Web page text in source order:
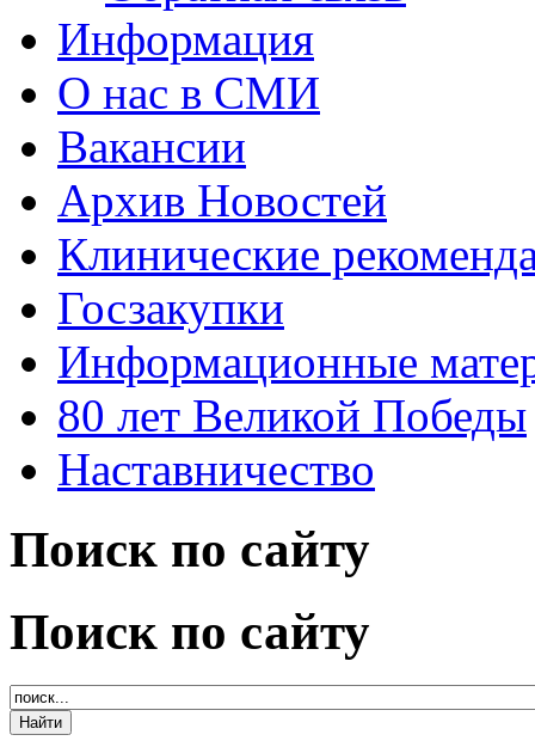
Информация
О нас в СМИ
Вакансии
Архив Новостей
Клинические
Госзакупки
Информационные
80 лет Великой Победы
Наставничество
Поиск по сайту
Поиск по сайту